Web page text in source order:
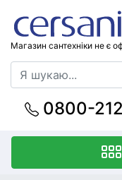
Магазин сантехніки не є
0800-